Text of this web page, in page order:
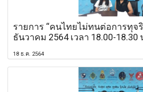
รายการ “คนไทยไม่ทนต่อการทุจ
ธันวาคม 2564 เวลา 18.00-18.30
18 ธ.ค. 2564